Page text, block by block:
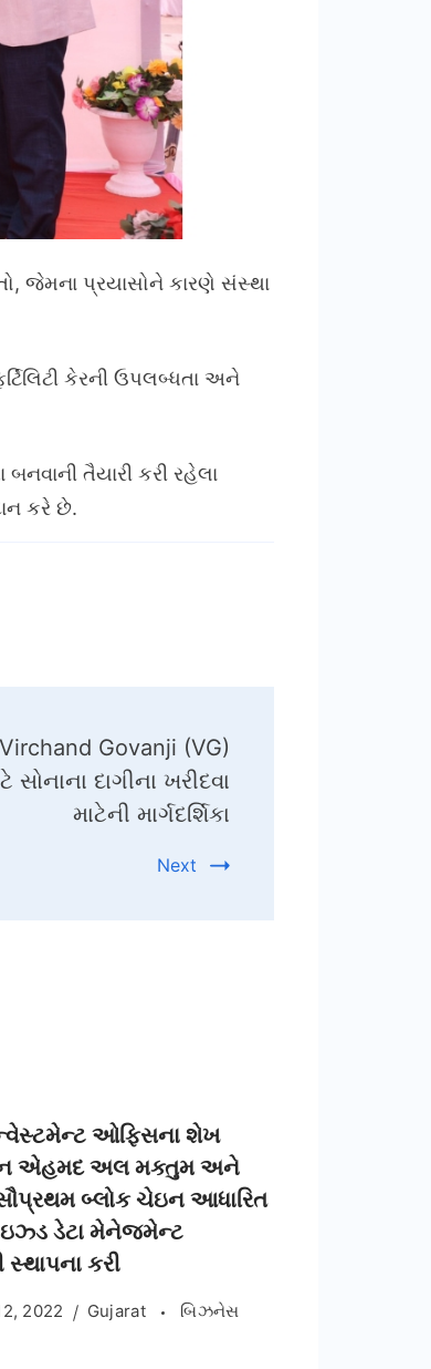
જેમના પ્રયાસોને કારણે સંસ્થા
કેરની ઉપલબ્ધતા અને
તૈયારી કરી રહેલા
કરે છે.
Virchand Govanji (VG)
દાગીના ખરીદવા
માટેની માર્ગદર્શિકા
Next
ઓફિસના શેખ
એહમદ અલ મક્તુમ અને
બ્લોક ચેઇન આધારિત
ડેટા મેનેજમેન્ટ
સ્થાપના કરી
2022 Gujarat બિઝનેસ